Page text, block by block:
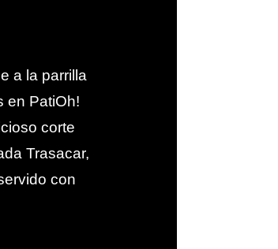
a la parrilla
en PatiOh!
corte
Trasacar,
con